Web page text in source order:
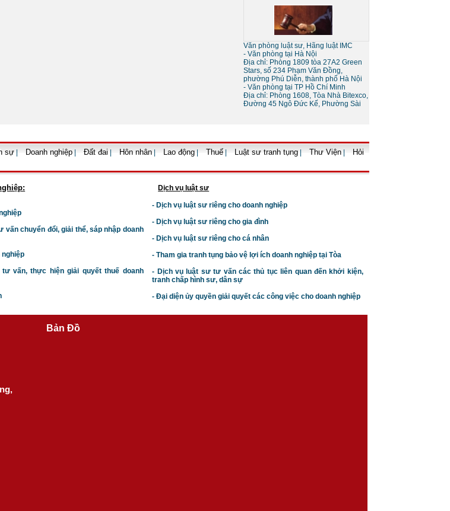
Sự khác nhau giữa tố tụng
tòa án và tố tụng bằng trọng
Thủ tục tạm ngừng kinh
doanh của doanh nghiệp
Văn phòng luật sư, Hãng luật IMC
- Văn phòng tại Hà Nội
Địa chỉ: Phòng 1809 tòa 27A2 Green
Stars, số 234 Phạm Văn Đồng,
phường Phú Diễn, thành phố Hà Nội
- Văn phòng tại TP Hồ Chí Minh
Địa chỉ: Phòng 1608, Tòa Nhà Bitexco,
Đường 45 Ngô Đức Kế, Phường Sài
sự Doanh nghiệp Đất đai Hôn nhân Lao động Thuế Luật sư tranh tụng Thư Viện
Hỏi
vấn chuyển đổi, giải thể, sáp nhập doanh
nghiệp
vấn, thực hiện giải quyết thuế doanh
Dịch vụ luật sư
- Dịch vụ luật sư riêng cho doanh nghiệp
- Dịch vụ luật sư riêng cho gia đình
- Dịch vụ luật sư riêng cho cá nhân
- Tham gia tranh tụng bảo vệ lợi ích doanh nghiệp tại Tòa
- Dịch vụ luật sư tư vấn các thủ tục liên quan đến khởi kiện,
tranh chấp hình sư, dân sự
- Đại diện ủy quyền giải quyết các công việc cho doanh nghiệp
Bản Đồ